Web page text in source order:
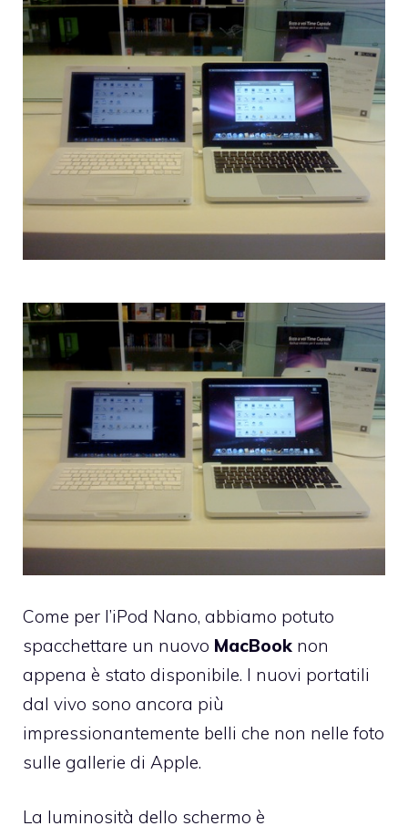
Come per l’iPod Nano, abbiamo potuto
spacchettare un nuovo MacBook non
appena è stato disponibile. I nuovi portatili
dal vivo sono ancora più
impressionantemente belli che non nelle foto
sulle gallerie di Apple.
La luminosità dello schermo è